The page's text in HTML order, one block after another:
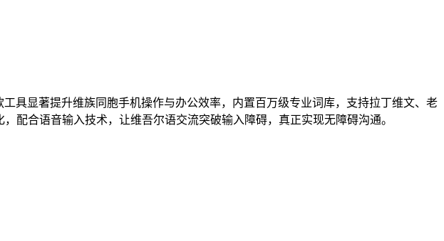
具显著提升维族同胞手机操作与办公效率，内置百万级专业词库，支持拉丁维文、老
配合语音输入技术，让维吾尔语交流突破输入障碍，真正实现无障碍沟通。